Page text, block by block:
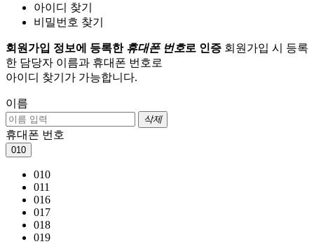
아이디 찾기
비밀번호 찾기
회원가입 정보에 등록한 휴대폰 번호로 인증 회원가입 시 등록
한 담당자 이름과 휴대폰 번호로
아이디 찾기가 가능합니다.
이름
삭제
휴대폰 번호
010
010
011
016
017
018
019